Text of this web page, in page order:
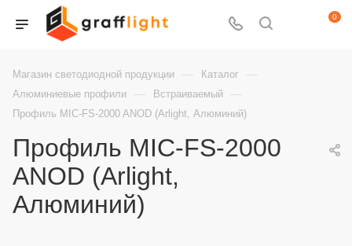
0
Магазин светодиодной продукции — Каталог —
Алюминиевые профили — Встраиваемый —
Профиль MIC-FS-2000 ANOD (Arlight, Алюминий)
Профиль MIC-FS-2000
ANOD (Arlight,
Алюминий)